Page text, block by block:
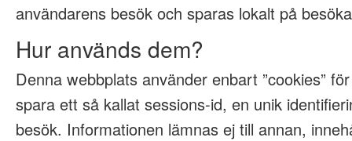
användarens besök och sparas lokalt på
Hur används dem?
Denna webbplats använder enbart ”cookies”
spara ett så kallat sessions-id, en unik
besök. Informationen lämnas ej till annan,